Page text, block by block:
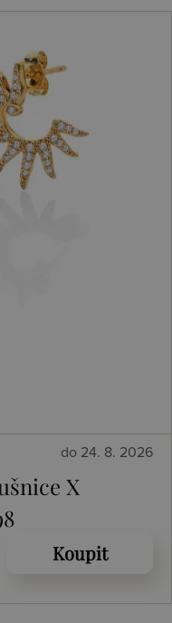
do 24. 8. 2026
X
Koupit